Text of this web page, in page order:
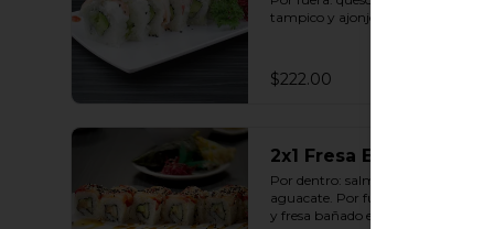
tampico y ajonjolí (10 pzas. por
$222.00
2x1 Fresa Exótico Roll
Por dentro: salmón, pepino y
aguacate. Por fuera: queso crema
y fresa bañado en salsa dulce con